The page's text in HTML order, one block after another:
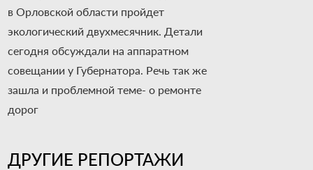
в Орловской области пройдет
экологический двухмесячник. Детали
сегодня обсуждали на аппаратном
совещании у Губернатора. Речь так же
зашла и проблемной теме- о ремонте
дорог
ДРУГИЕ РЕПОРТАЖИ